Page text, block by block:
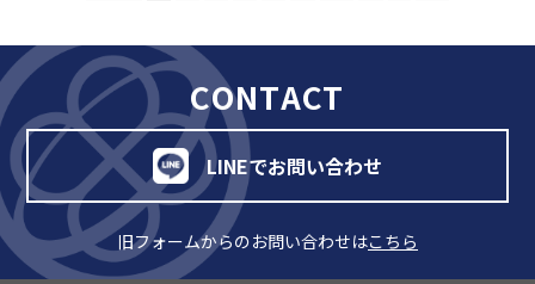
CONTACT
LINEでお問い合わせ
旧フォームからのお問い合わせはこちら